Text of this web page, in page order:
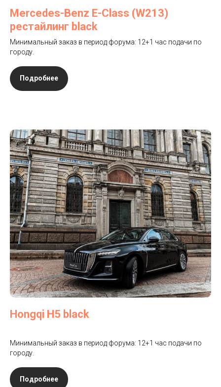
Mercedes-Benz E-Class (W213)
рестайлинг black
Минимальный заказ в период форума: 12+1 час подачи по
городу.
Подробнее
Hongqi H5 black
Минимальный заказ в период форума: 12+1 час подачи по
городу.
Подробнее